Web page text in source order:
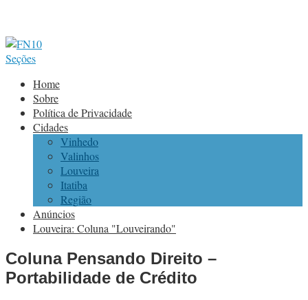
Seções
Home
Sobre
Política de Privacidade
Cidades
Vinhedo
Valinhos
Louveira
Itatiba
Região
Anúncios
Louveira: Coluna "Louveirando"
Coluna Pensando Direito –
Portabilidade de Crédito